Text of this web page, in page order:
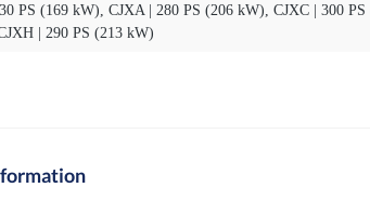
PS (169 kW) , CJXA | 280 PS (206 kW) , CJXC | 300
CJXH | 290 PS (213 kW)